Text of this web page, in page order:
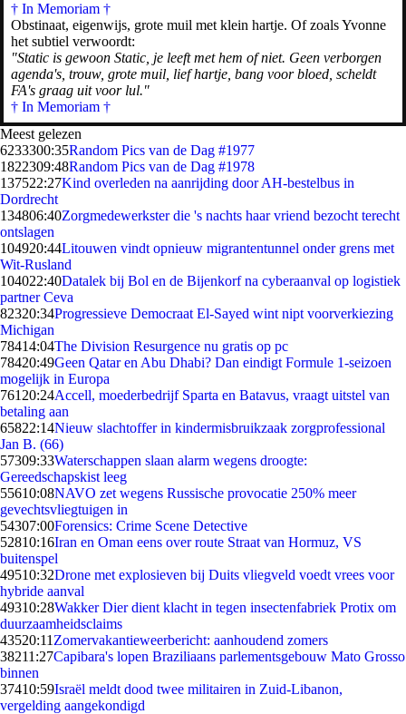
† In Memoriam †
Obstinaat, eigenwijs, grote muil met klein hartje. Of zoals Yvonne
het subtiel verwoordt:
"Static is gewoon Static, je leeft met hem of niet. Geen verborgen
agenda's, trouw, grote muil, lief hartje, bang voor bloed, scheldt
FA's graag uit voor lul."
† In Memoriam †
Meest gelezen
6233300:35Random Pics van de Dag #1977
1822309:48Random Pics van de Dag #1978
137522:27Kind overleden na aanrijding door AH-bestelbus in
Dordrecht
134806:40Zorgmedewerkster die 's nachts haar vriend bezocht terecht
ontslagen
104920:44Litouwen vindt opnieuw migrantentunnel onder grens met
Wit-Rusland
104022:40Datalek bij Bol en de Bijenkorf na cyberaanval op logistiek
partner Ceva
82320:34Progressieve Democraat El-Sayed wint nipt voorverkiezing
Michigan
78414:04The Division Resurgence nu gratis op pc
78420:49Geen Qatar en Abu Dhabi? Dan eindigt Formule 1-seizoen
mogelijk in Europa
761 20:24Accell, moederbedrijf Sparta en Batavus, vraagt uitstel van
betaling aan
65822:14Nieuw slachtoffer in kindermisbruikzaak zorgprofessional
Jan B. (66)
57309:33Waterschappen slaan alarm wegens droogte:
Gereedschapskist leeg
55610:08NAVO zet wegens Russische provocatie 250% meer
gevechtsvliegtuigen in
54307:00Forensics: Crime Scene Detective
52810:16Iran en Oman eens over route Straat van Hormuz, VS
buitenspel
49510:32Drone met explosieven bij Duits vliegveld voedt vrees voor
hybride aanval
49310:28Wakker Dier dient klacht in tegen insectenfabriek Protix om
duurzaamheidsclaims
43520:11 Zomervakantieweerbericht: aanhoudend zomers
38211:27Capibara's lopen Braziliaans parlementsgebouw Mato Grosso
binnen
37410:59Israël meldt dood twee militairen in Zuid-Libanon,
vergelding aangekondigd